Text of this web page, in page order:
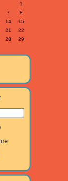
1
7
8
14
15
21
22
28
29